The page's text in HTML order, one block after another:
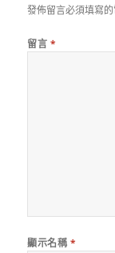
發佈留言必須填寫
留言 *
顯示名稱 *